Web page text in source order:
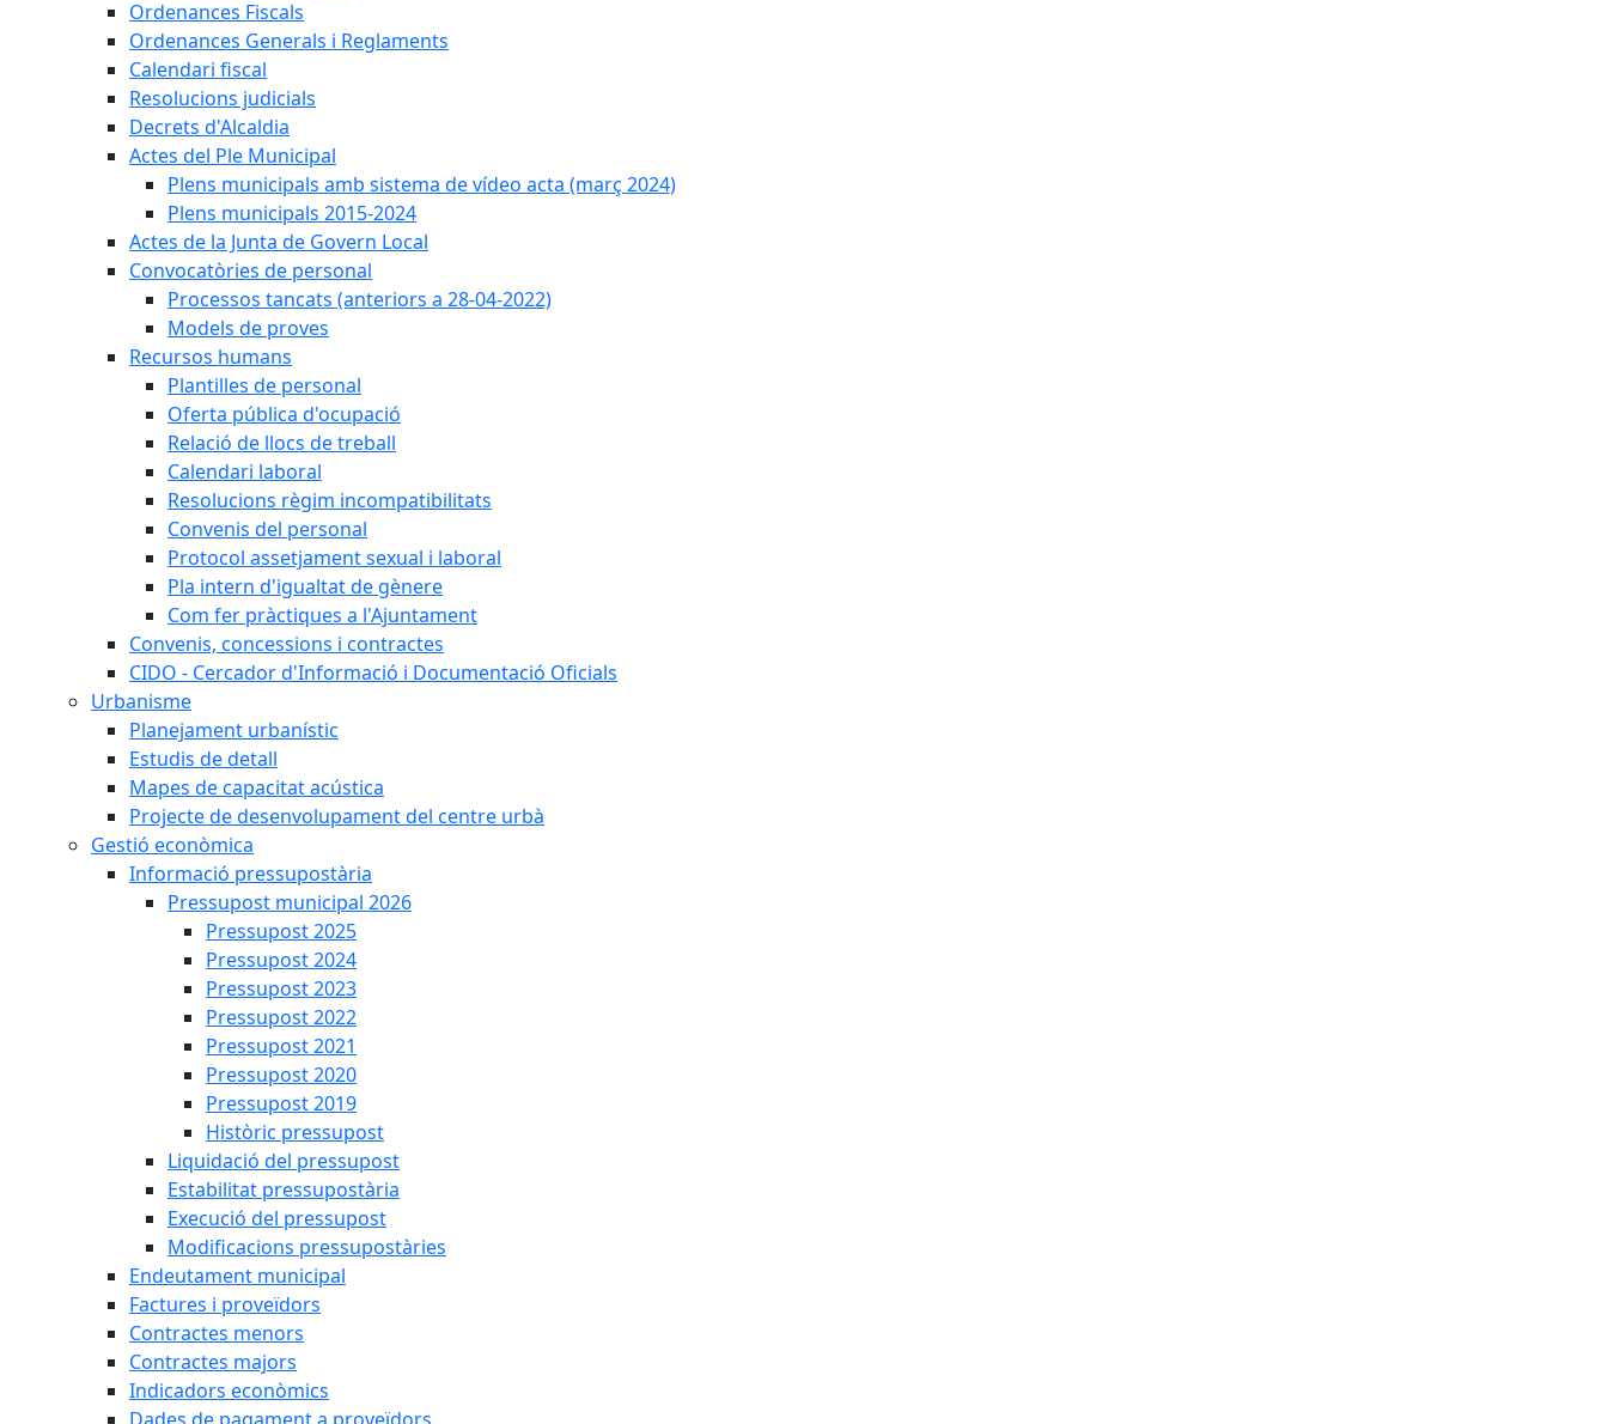
Ordenances Fiscals
Ordenances Generals i Reglaments
Calendari fiscal
Resolucions judicials
Decrets d'Alcaldia
Actes del Ple Municipal
Plens municipals amb sistema de vídeo acta (març 2024)
Plens municipals 2015-2024
Actes de la Junta de Govern Local
Convocatòries de personal
Processos tancats (anteriors a 28-04-2022)
Models de proves
Recursos humans
Plantilles de personal
Oferta pública d'ocupació
Relació de llocs de treball
Calendari laboral
Resolucions règim incompatibilitats
Convenis del personal
Protocol assetjament sexual i laboral
Pla intern d'igualtat de gènere
Com fer pràctiques a l'Ajuntament
Convenis, concessions i contractes
CIDO - Cercador d'Informació i Documentació Oficials
Urbanisme
Planejament urbanístic
Estudis de detall
Mapes de capacitat acústica
Projecte de desenvolupament del centre urbà
Gestió econòmica
Informació pressupostària
Pressupost municipal 2026
Pressupost 2025
Pressupost 2024
Pressupost 2023
Pressupost 2022
Pressupost 2021
Pressupost 2020
Pressupost 2019
Històric pressupost
Liquidació del pressupost
Estabilitat pressupostària
Execució del pressupost
Modificacions pressupostàries
Endeutament municipal
Factures i proveïdors
Contractes menors
Contractes majors
Indicadors econòmics